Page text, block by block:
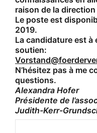
raison de la direction
Le poste est
2019.
La candidature est à
soutien:
N’hésitez pas à me
questions.
Alexandra Hofer
Présidente de
Judith-Kerr-